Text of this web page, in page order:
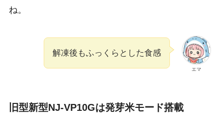
ね。
エマ
解凍後もふっくらとした食感
旧型新型NJ-VP10Gは発芽米モード搭載